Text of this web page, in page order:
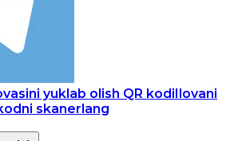
Ilovani
skanerlang